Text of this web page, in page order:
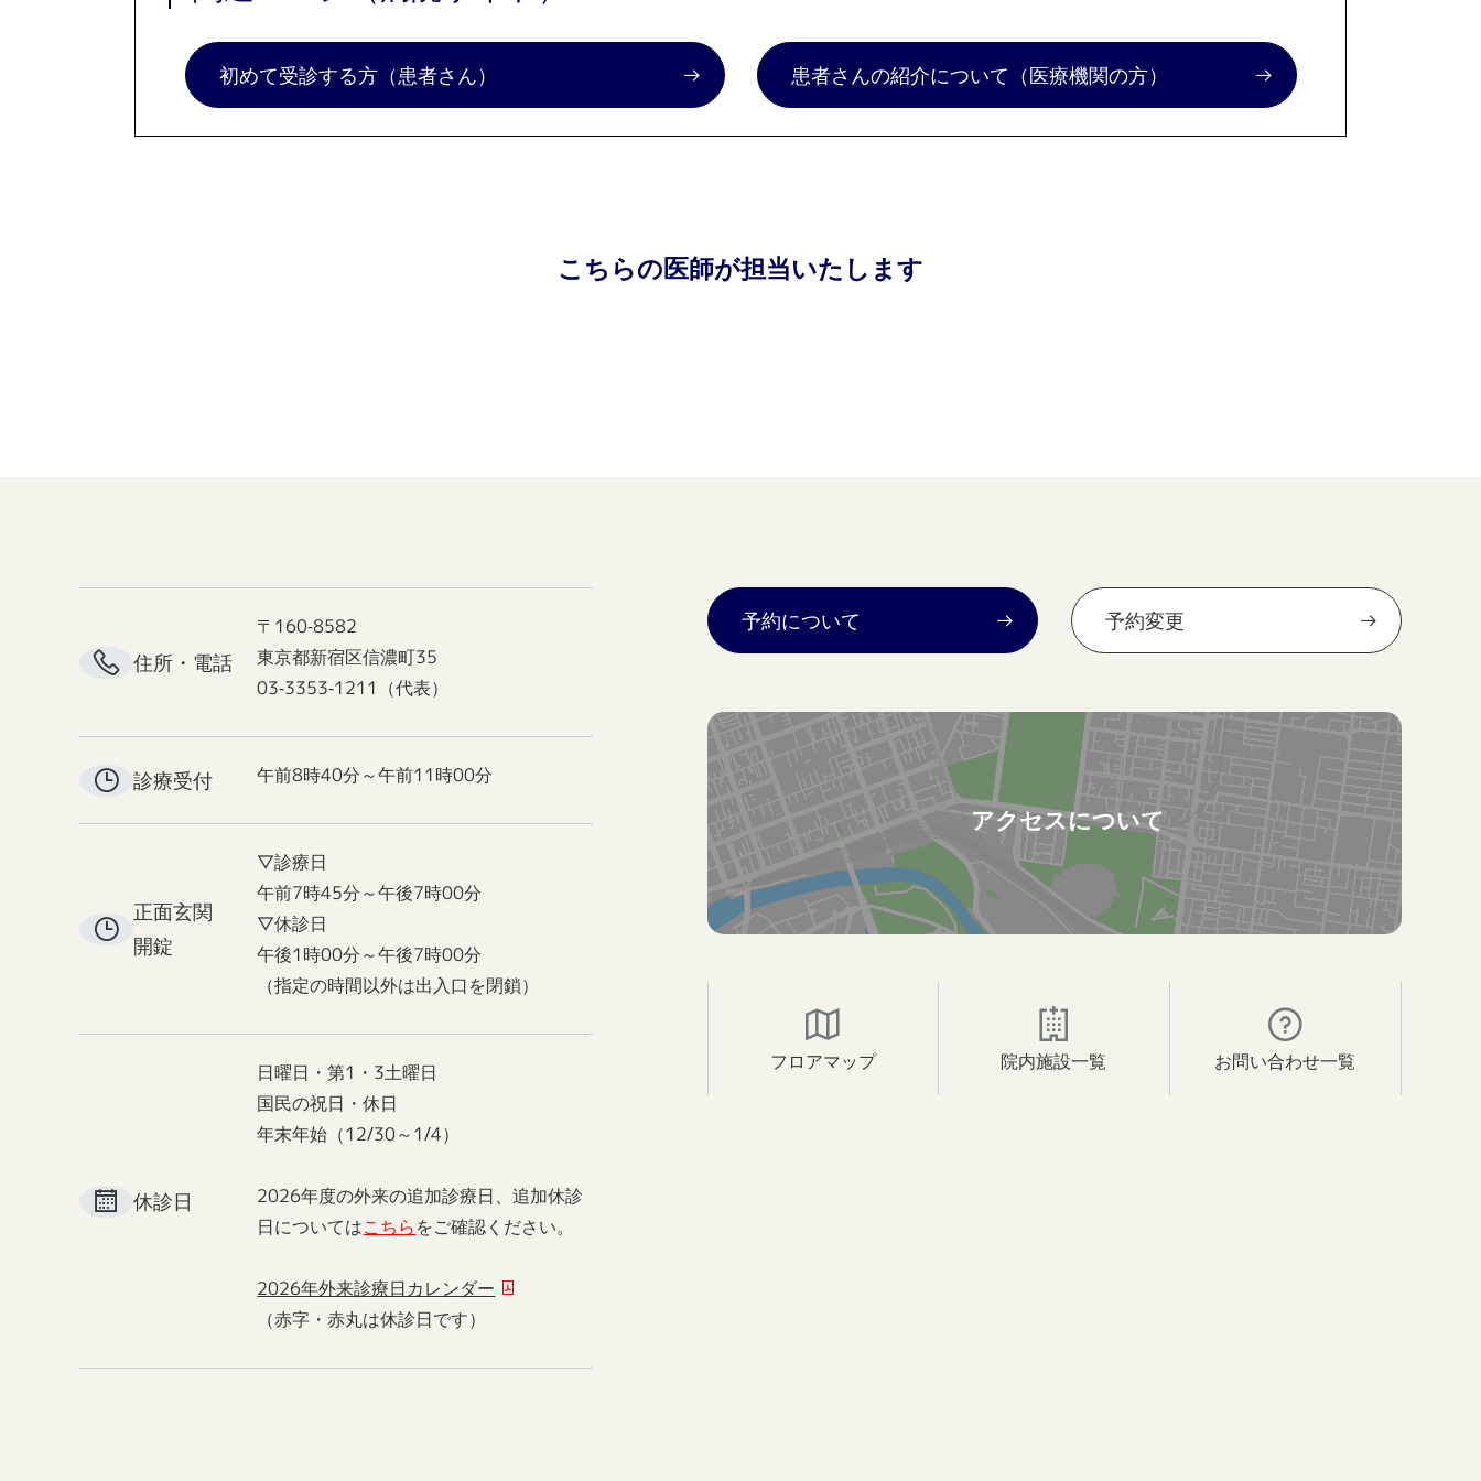
初めて受診する方（患者さん） 患者さんの紹介について （医療機関の方）
こちらの医師が担当いたします
住所・電話
〒160-8582
東京都新宿区信濃町35
03-3353-1211（代表）
診療受付 午前8時40分～午前11時00分
正面玄関
開錠
▽診療日
午前7時45分～午後7時00分
▽休診日
午後1時00分～午後7時00分
（指定の時間以外は出入口を閉鎖）
休診日
日曜日・第1・3土曜日
国民の祝日・休日
年末年始（12/30～1/4）
2026年度の外来の追加診療日、追加休診
日についてはこちらをご確認ください。
2026年外来診療日カレンダー
（赤字・赤丸は休診日です）
予約について 予約変更
アクセスについて
フロアマップ 院内施設一覧 お問い合わせ一覧